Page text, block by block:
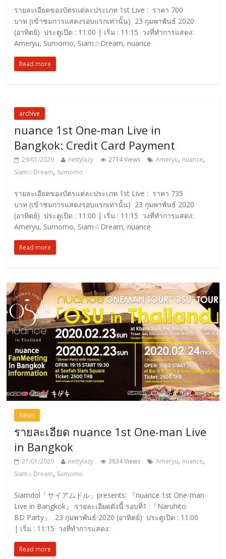
รายละเอียดของบัตรแต่ละประเภท 1st Live : ราคา 700
บาท (เข้าชมการแสดงรอบแรกเท่านั้น) 23 กุมพาพันธ์ 2020
(อาทิตย์) ประตูเปิด : 11:00 | เริ่ม : 11:15 วงที่ทำการแสดง:
Ameryu, Sumomo, Siam☆Dream, nuance
Read more
archive
nuance 1st One-man Live in
Bangkok: Credit Card Payment
29/01/2020 nettylazy 2714 Views Ameryu, nuance,
Siam☆Dream, Sumomo
รายละเอียดของบัตรแต่ละประเภท 1st Live : ราคา 735
บาท (เข้าชมการแสดงรอบแรกเท่านั้น) 23 กุมพาพันธ์ 2020
(อาทิตย์) ประตูเปิด : 11:00 | เริ่ม : 11:15 วงที่ทำการแสดง:
Ameryu, Sumomo, Siam☆Dream, nuance
Read more
News
รายละเอียด nuance 1st One-man Live
in Bangkok
27/01/2020 nettylazy 3834 Views Ameryu, nuance,
Siam☆Dream, Sumomo
Siamdol「サイアムドル」presents: 『nuance 1st One-man
Live in Bangkok』 รายละเอียดดังนี้ รอบที่1 :『Naruhito
BD Party』 23 กุมพาพันธ์ 2020 (อาทิตย์) ประตูเปิด : 11:00
| เริ่ม : 11:15 วงที่ทำการแสดง:
Read more